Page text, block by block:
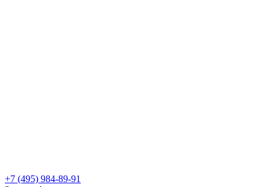
+7 (495) 984-89-91